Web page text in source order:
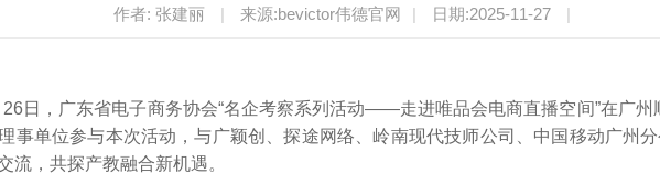
作者: 张建丽 | 来源:bevictor伟德官网 | 日期:2025-11-27 |
日，广东省电子商务协会“名企考察系列活动——走进唯品会电商直播空间”在广州
事单位参与本次活动，与广颖创、探途网络、岭南现代技师公司、中国移动广州
流，共探产教融合新机遇。